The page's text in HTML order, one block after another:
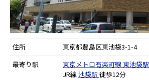
住所
東京都豊島区東池袋3-1-4
最寄り駅
東京メトロ有楽町線 東池袋駅
JR線池袋駅 徒歩12分